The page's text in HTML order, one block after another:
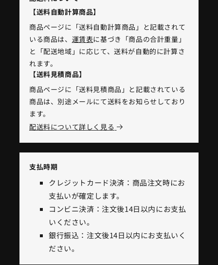
【送料自動計算商品】
商品ページに「送料自動計算商品」と記載されて
いる商品は、 運賃表に基づき「商品の合計重量」
と「配送地域」に応じて、送料が自動的に計算さ
れます。
【送料見積商品】
商品ページに「送料見積商品」と記載されている
商品は、別途メールにて送料をお知らせしており
ます。
配送料について詳しく見る
支払時期
クレジットカード決済：商品注文時にお
支払いが確定します。
コンビニ決済：注文後14日以内にお支払
いください。
銀行振込：注文後14日以内にお支払いく
ださい。